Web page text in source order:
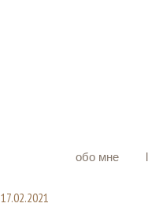
обо мне
17.02.2021